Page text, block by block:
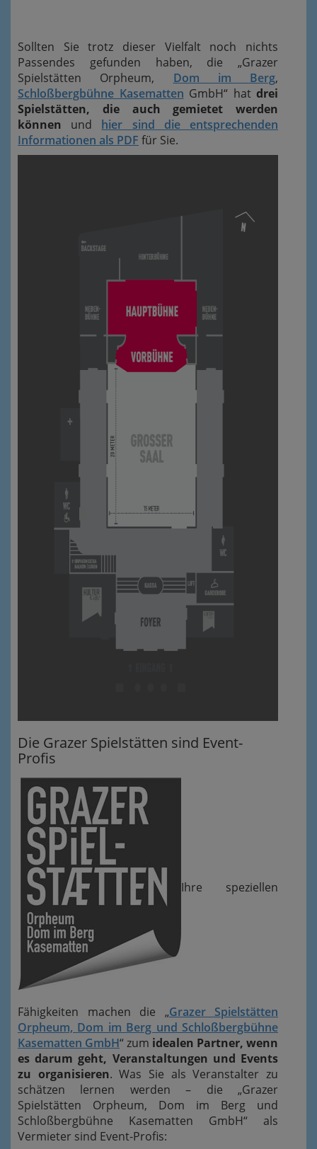
Sollten Sie trotz dieser Vielfalt noch nichts
Passendes gefunden haben, die „Grazer
Spielstätten Orpheum, Dom im Berg,
Schloßbergbühne Kasematten GmbH“ hat drei
Spielstätten, die auch gemietet werden
können und hier sind die entsprechenden
Informationen als PDF für Sie.
Die Grazer Spielstätten sind Event-
Profis
Ihre speziellen
Fähigkeiten machen die „Grazer Spielstätten
Orpheum, Dom im Berg und Schloßbergbühne
Kasematten GmbH“ zum idealen Partner, wenn
es darum geht, Veranstaltungen und Events
zu organisieren. Was Sie als Veranstalter zu
schätzen lernen werden – die „Grazer
Spielstätten Orpheum, Dom im Berg und
Schloßbergbühne Kasematten GmbH“ als
Vermieter sind Event-Profis: